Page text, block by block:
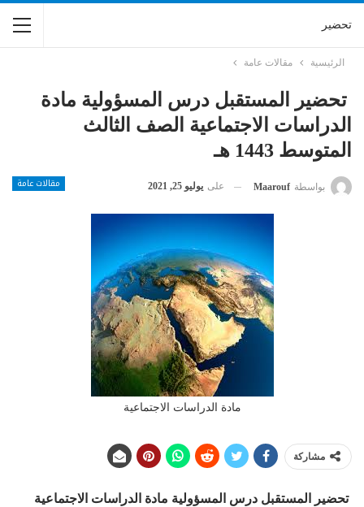
تحضير
الرئيسية مقالات عامة
تحضير المستقبل درس المسؤولية مادة
الدراسات الاجتماعية الصف الثالث
المتوسط 1443 هـ
مقالات عامة بواسطة Maarouf على يوليو 25, 2021
مادة الدراسات الاجتماعية
مشاركة
تحضير المستقبل درس المسؤولية مادة الدراسات الاجتماعية